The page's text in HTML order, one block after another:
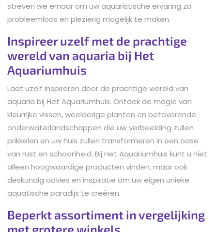
streven we ernaar om uw aquaristische ervaring zo
probleemloos en plezierig mogelijk te maken.
Inspireer uzelf met de prachtige
wereld van aquaria bij Het
Aquariumhuis
Laat uzelf inspireren door de prachtige wereld van
aquaria bij Het Aquariumhuis. Ontdek de magie van
kleurrijke vissen, weelderige planten en betoverende
onderwaterlandschappen die uw verbeelding zullen
prikkelen en uw huis zullen transformeren in een oase
van rust en schoonheid. Bij Het Aquariumhuis kunt u niet
alleen hoogwaardige producten vinden, maar ook
deskundig advies en inspiratie om uw eigen unieke
aquatische paradijs te creëren.
Beperkt assortiment in vergelijking
met grotere winkels